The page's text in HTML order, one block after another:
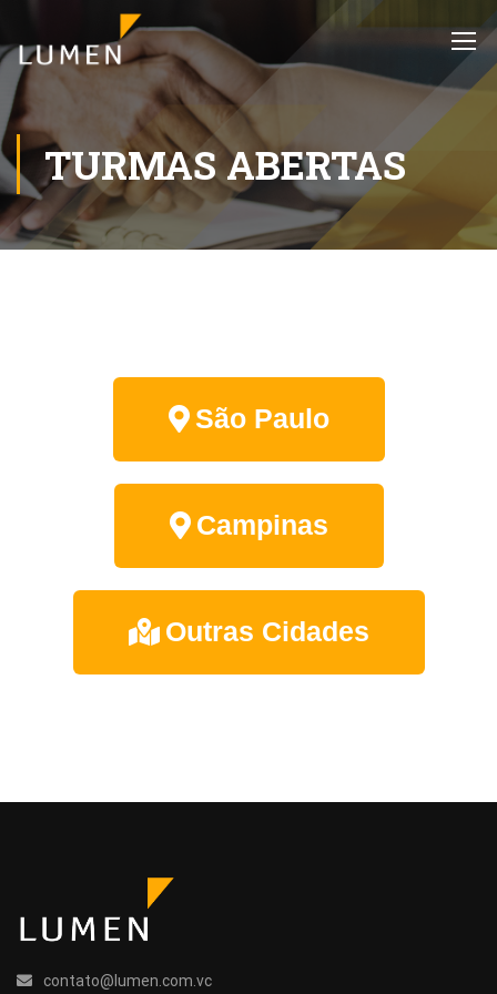
TURMAS ABERTAS
São Paulo
Campinas
Outras Cidades
contato@lumen.com.vc